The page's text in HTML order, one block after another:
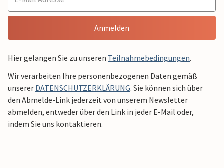
Anmelden
Hier gelangen Sie zu unseren Teilnahmebedingungen.
Wir verarbeiten Ihre personenbezogenen Daten gemäß
unserer DATENSCHUTZERKLÄRUNG. Sie können sich über
den Abmelde-Link jederzeit von unserem Newsletter
abmelden, entweder über den Link in jeder E-Mail oder,
indem Sie uns kontaktieren.